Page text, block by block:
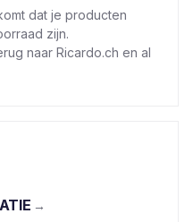
dat je producten
zijn.
naar Ricardo.ch en al